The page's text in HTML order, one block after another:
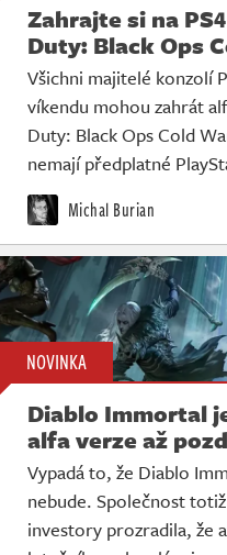
Zahrajte si na
Duty: Black Ops
Všichni majitelé konzolí
víkendu mohou zahrát
Duty: Black Ops Cold
nemají předplatné
Michal Burian
NOVINKA
Diablo Immortal
alfa verze až
Vypadá to, že Diablo
nebude. Společnost
investory prozradila, že